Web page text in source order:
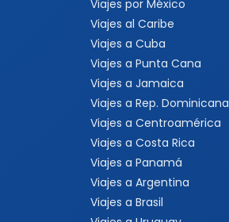
Viajes por México
Viajes al Caribe
Viajes a Cuba
Viajes a Punta Cana
Viajes a Jamaica
Viajes a Rep. Dominicana
Viajes a Centroamérica
Viajes a Costa Rica
Viajes a Panamá
Viajes a Argentina
Viajes a Brasil